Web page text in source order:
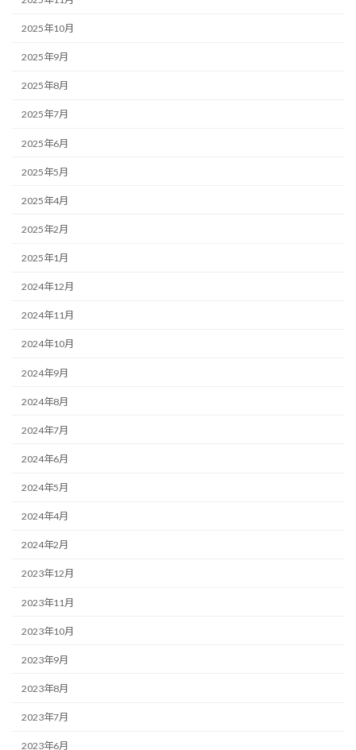
2025年10月
2025年9月
2025年8月
2025年7月
2025年6月
2025年5月
2025年4月
2025年2月
2025年1月
2024年12月
2024年11月
2024年10月
2024年9月
2024年8月
2024年7月
2024年6月
2024年5月
2024年4月
2024年2月
2023年12月
2023年11月
2023年10月
2023年9月
2023年8月
2023年7月
2023年6月